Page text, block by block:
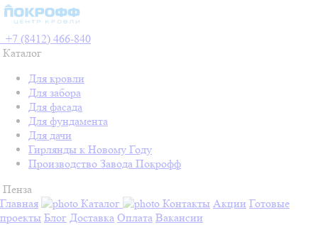
+7 (8412) 466-840
Каталог
Для кровли
Для забора
Для фасада
Для фундамента
Для дачи
Гирлянды к Новому Году
Производство Завода Покрофф
Пенза
Главная
Каталог Контакты Акции Готовые
проекты Блог Доставка Оплата Вакансии